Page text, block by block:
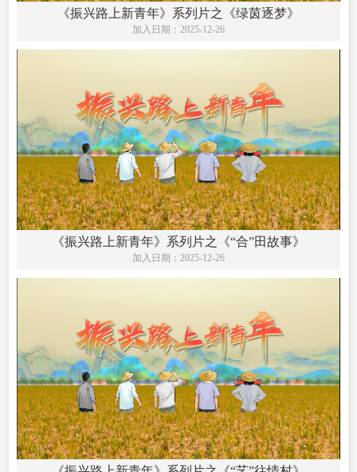
《振兴路上新青年》系列片之《绿茵逐梦》
加入日期： 2025-12-26
《振兴路上新青年》系列片之《“合”田故事》
加入日期： 2025-12-26